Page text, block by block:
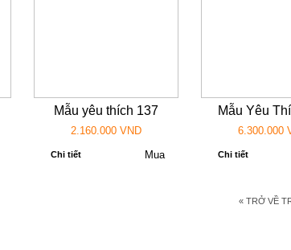
Mẫu yêu thích 137
2.160.000 VND
Chi tiết
Mẫu Yêu
6.300.000
Chi tiết
« TRỞ VỀ